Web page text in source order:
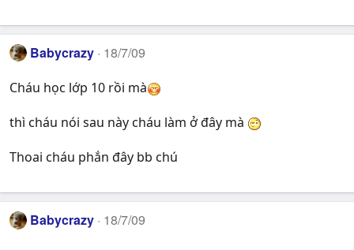
Babycrazy 18/7/09
Cháu học lớp 10 rồi mà
thì cháu nói sau này cháu làm ở đây mà
Thoai cháu phắn đây bb chú
Babycrazy 18/7/09